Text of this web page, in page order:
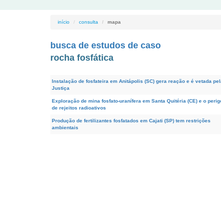
início consulta mapa
busca de estudos de caso
rocha fosfática
Instalação de fosfateira em Anitápolis (SC) gera reação e é vetada
Justiça
Exploração de mina fosfato-uranífera em Santa Quitéria (CE) e o
de rejeitos radioativos
Produção de fertilizantes fosfatados em Cajati (SP) tem restrições
ambientais